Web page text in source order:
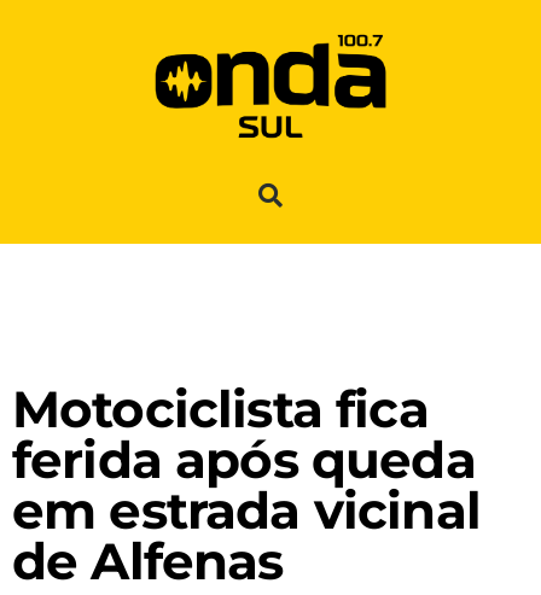
Motociclista fica
ferida após queda
em estrada vicinal
de Alfenas